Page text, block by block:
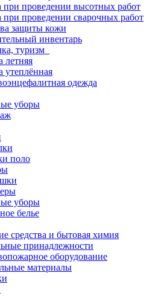
при проведении высотных работ
при проведении сварочных работ
защиты кожи
инвентарь
туризм
летняя
утеплённая
одежда
уборы
поло
уборы
белье
средства и бытовая химия
принадлежности
оборудование
материалы